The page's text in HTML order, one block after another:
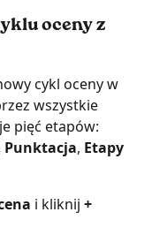
oceny z
cykl oceny w
wszystkie
pięć etapów:
Punktacja, Etapy
i kliknij +